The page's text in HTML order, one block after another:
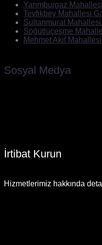
Yarımburgaz
Tevfikbey Mahallesi
Sultanmurat
Söğütlüçeşme
Mehmet Akif
Sosyal Medya
İrtibat Kurun
Hizmetlerimiz hakkında